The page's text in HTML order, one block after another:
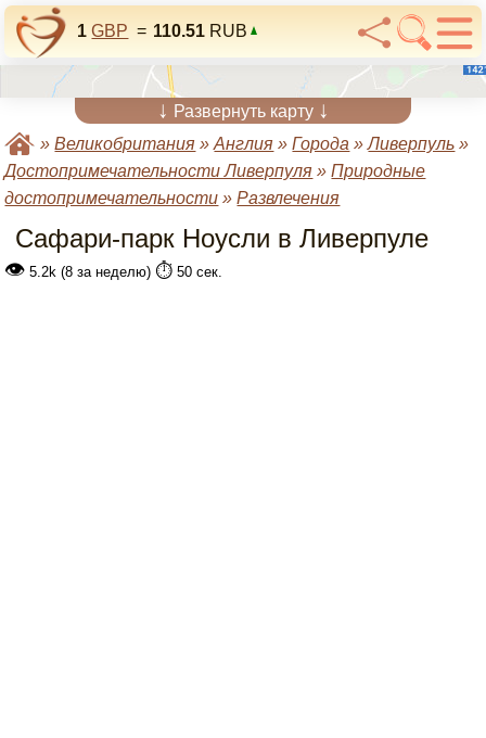
1 GBP = 110.51 RUB
↓ Развернуть карту ↓
»Великобритания »Англия »Города »Ливерпуль »
Достопримечательности Ливерпуля »Природные
достопримечательности »Развлечения
Сафари-парк Ноусли в Ливерпуле
👁 5.2k (8 за неделю) ⏱️ 50 сек.